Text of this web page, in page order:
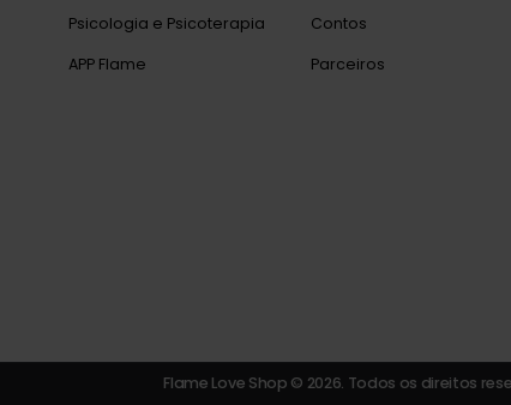
Psicologia e Psicoterapia
APP Flame
Contos
Parceiros
Flame Love Shop © 2026. Todos os direitos